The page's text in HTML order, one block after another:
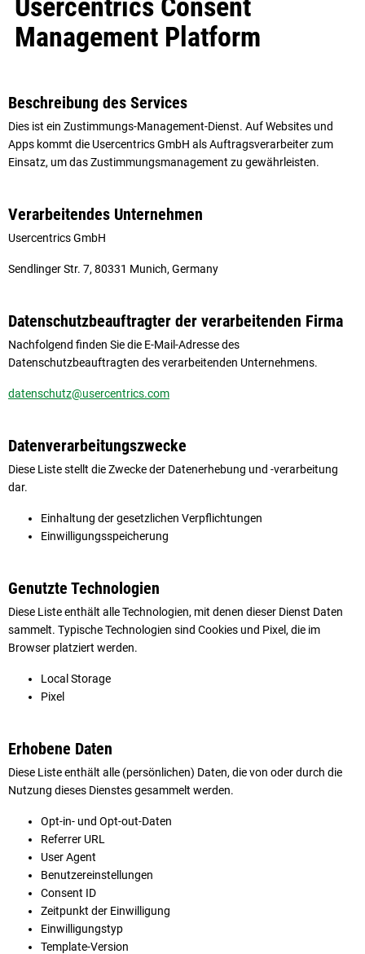
Management Platform
Beschreibung des Services
Dies ist ein Zustimmungs-Management-Dienst. Auf Websites und
Apps kommt die Usercentrics GmbH als Auftragsverarbeiter zum
Einsatz, um das Zustimmungsmanagement zu gewährleisten.
Verarbeitendes Unternehmen
Usercentrics GmbH
Sendlinger Str. 7, 80331 Munich, Germany
Datenschutzbeauftragter der verarbeitenden Firma
Nachfolgend finden Sie die E-Mail-Adresse des
Datenschutzbeauftragten des verarbeitenden Unternehmens.
datenschutz@usercentrics.com
Datenverarbeitungszwecke
Diese Liste stellt die Zwecke der Datenerhebung und -verarbeitung
dar.
Einhaltung der gesetzlichen Verpflichtungen
Einwilligungsspeicherung
Genutzte Technologien
Diese Liste enthält alle Technologien, mit denen dieser Dienst Daten
sammelt. Typische Technologien sind Cookies und Pixel, die im
Browser platziert werden.
Local Storage
Pixel
Erhobene Daten
Diese Liste enthält alle (persönlichen) Daten, die von oder durch die
Nutzung dieses Dienstes gesammelt werden.
Opt-in- und Opt-out-Daten
Referrer URL
User Agent
Benutzereinstellungen
Consent ID
Zeitpunkt der Einwilligung
Einwilligungstyp
Template-Version